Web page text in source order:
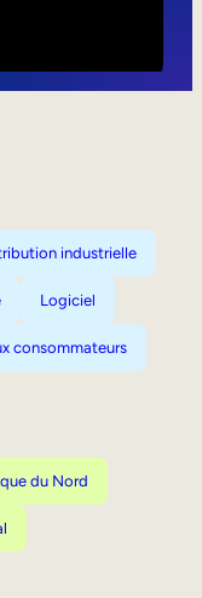
industrielle
Logiciel
consommateurs
du Nord